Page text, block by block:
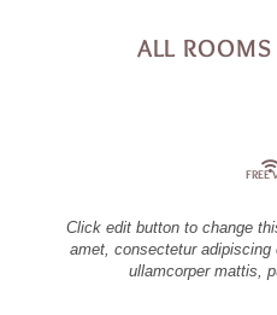
ALL
FREE
Click edit button to change
amet, consectetur
ullamcorper mattis,